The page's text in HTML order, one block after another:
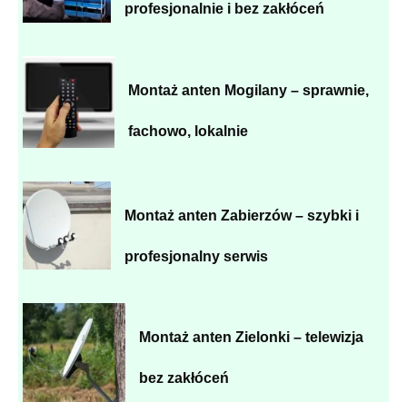
profesjonalnie i bez zakłóceń
Montaż anten Mogilany – sprawnie,
fachowo, lokalnie
Montaż anten Zabierzów – szybki i
profesjonalny serwis
Montaż anten Zielonki – telewizja
bez zakłóceń